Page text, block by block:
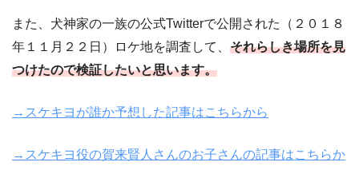
また、犬神家の一族の公式Twitterで公開された（２０１８
年１１月２２日）ロケ地を調査して、 それらしき場所を見
つけたので検証したいと思います。
→スケキヨが誰か予想した記事はこちらから
→スケキヨ役の賀来賢人さんのお子さんの記事はこちらか